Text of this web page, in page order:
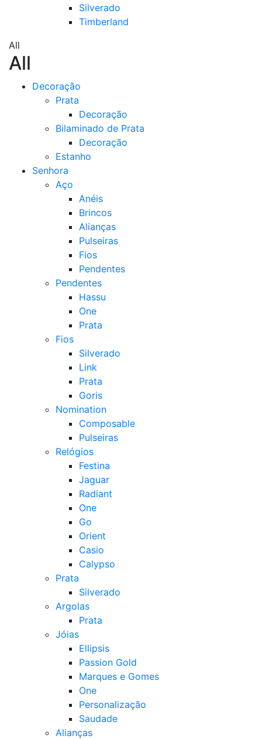
Silverado
Timberland
All
All
Decoração
Prata
Decoração
Bilaminado de Prata
Decoração
Estanho
Senhora
Aço
Anéis
Brincos
Alianças
Pulseiras
Fios
Pendentes
Pendentes
Hassu
One
Prata
Fios
Silverado
Link
Prata
Goris
Nomination
Composable
Pulseiras
Relógios
Festina
Jaguar
Radiant
One
Go
Orient
Casio
Calypso
Prata
Silverado
Argolas
Prata
Jóias
Ellipsis
Passion Gold
Marques e Gomes
One
Personalização
Saudade
Alianças